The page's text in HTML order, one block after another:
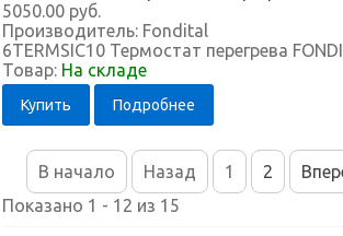
5050.00 руб.
Производитель: Fondital
6TERMSIC10 Термостат перегрева
Товар: На складе
Купить Подробнее
В начало Назад 1 2
Показано 1 - 12 из 15